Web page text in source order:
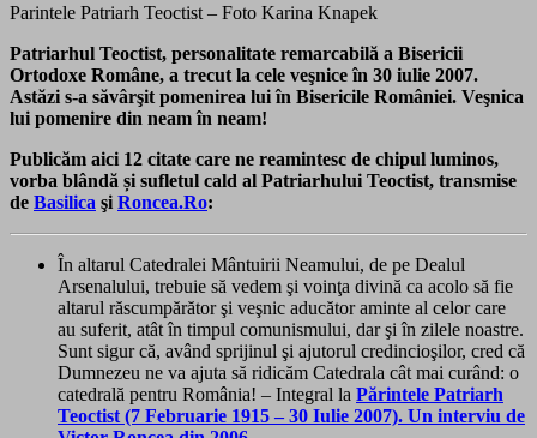
Parintele Patriarh Teoctist – Foto Karina Knapek
Patriarhul Teoctist, personalitate remarcabilă a Bisericii
Ortodoxe Române, a trecut la cele veşnice în 30 iulie 2007.
Astăzi s-a săvârşit pomenirea lui în Bisericile României. Veşnica
lui pomenire din neam în neam!
Publicăm aici 12 citate care ne reamintesc de chipul luminos,
vorba blândă și sufletul cald al Patriarhului Teoctist, transmise
de Basilica şi Roncea.Ro:
În altarul Catedralei Mântuirii Neamului, de pe Dealul
Arsenalului, trebuie să vedem şi voinţa divină ca acolo să fie
altarul răscumpărător şi veşnic aducător aminte al celor care
au suferit, atât în timpul comunismului, dar şi în zilele noastre.
Sunt sigur că, având sprijinul şi ajutorul credincioşilor, cred că
Dumnezeu ne va ajuta să ridicăm Catedrala cât mai curând: o
catedrală pentru România! – Integral la Părintele Patriarh
Teoctist (7 Februarie 1915 – 30 Iulie 2007). Un interviu de